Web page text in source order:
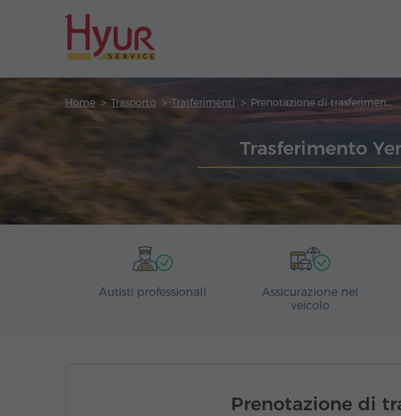
Home Trasporto Trasferimenti Prenotazione di trasferimento
Trasferimento
Autisti professionali
Assicurazione nel
veicolo
Prenotazione di